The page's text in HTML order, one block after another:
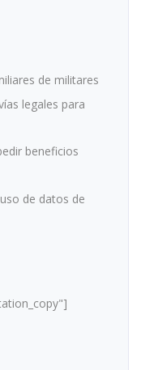
de militares
legales para
beneficios
de datos de